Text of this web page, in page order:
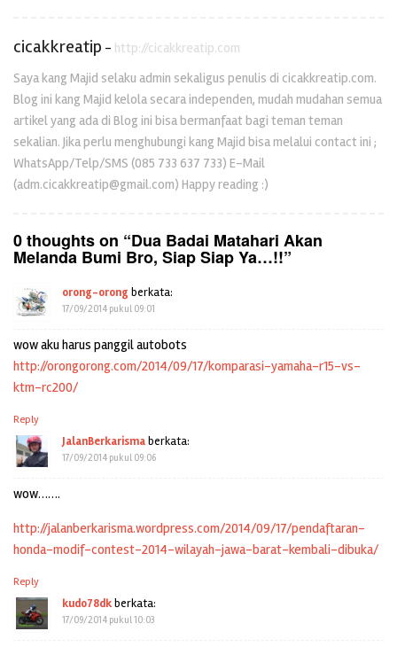
cicakkreatip - http://cicakkreatip.com
Saya kang Majid selaku admin sekaligus penulis di cicakkreatip.com.
Blog ini kang Majid kelola secara independen, mudah mudahan semua
artikel yang ada di Blog ini bisa bermanfaat bagi teman teman
sekalian. Jika perlu menghubungi kang Majid bisa melalui contact ini ;
WhatsApp/Telp/SMS (085 733 637 733) E-Mail
(adm.cicakkreatip@gmail.com) Happy reading :)
0 thoughts on “Dua Badai Matahari Akan
Melanda Bumi Bro, Siap Siap Ya…!!”
orong-orong berkata:
17/09/2014 pukul 09:01
wow aku harus panggil autobots
http://orongorong.com/2014/09/17/komparasi-yamaha-r15-vs-
ktm-rc200/
Reply
JalanBerkarismaberkata:
17/09/2014 pukul 09:06
wow…….
http://jalanberkarisma.wordpress.com/2014/09/17/pendaftaran-
honda-modif-contest-2014-wilayah-jawa-barat-kembali-dibuka/
Reply
kudo78dkberkata:
17/09/2014 pukul 10:03